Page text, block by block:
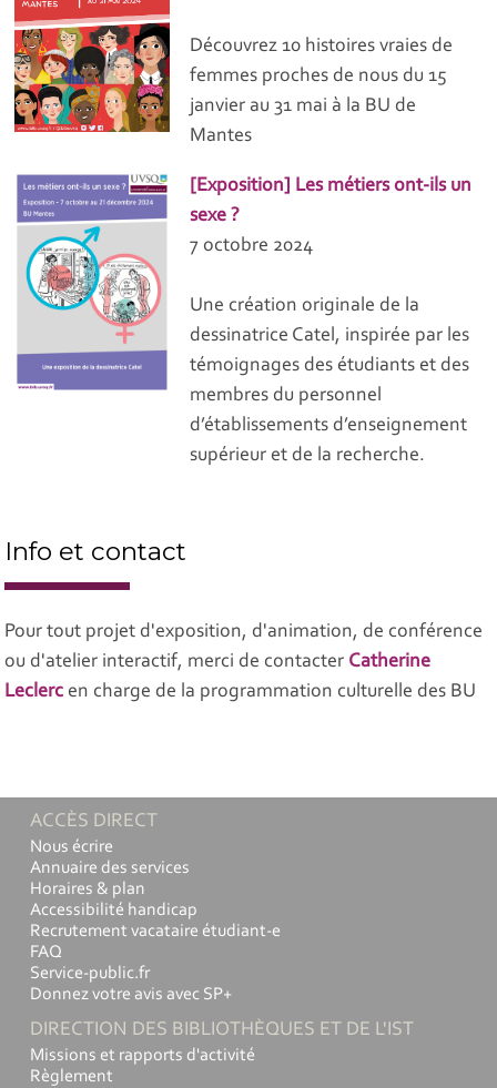
Découvrez 10 histoires vraies de
femmes proches de nous du 15
janvier au 31 mai à la BU de
Mantes
[Exposition] Les métiers ont-ils un
sexe ?
7 octobre 2024
Une création originale de la
dessinatrice Catel, inspirée par les
témoignages des étudiants et des
membres du personnel
d’établissements d’enseignement
supérieur et de la recherche.
Info et contact
Pour tout projet d'exposition, d'animation, de conférence
ou d'atelier interactif, merci de contacter Catherine
Leclerc en charge de la programmation culturelle des BU
ACCÈS DIRECT
Nous écrire
Annuaire des services
Horaires & plan
Accessibilité handicap
Recrutement vacataire étudiant-e
FAQ
Service-public.fr
Donnez votre avis avec SP+
DIRECTION DES BIBLIOTHÈQUES ET DE L'IST
Missions et rapports d'activité
Règlement